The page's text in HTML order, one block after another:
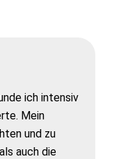
ich intensiv
Mein
und zu
auch die